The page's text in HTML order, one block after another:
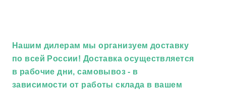
Нашим дилерам мы организуем доставку
по всей России! Доставка осуществляется
в рабочие дни, самовывоз - в
зависимости от работы склада в вашем